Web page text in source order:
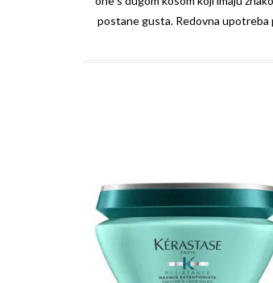
postane gusta. Redovna upotreba